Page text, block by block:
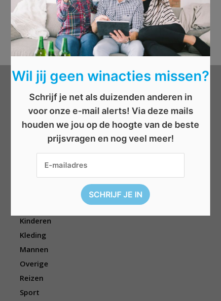
Categorieën
Beauty
Elektronica
Kinderen
Kleding
Mannen
Overige
Reizen
Sport
Wil jij geen winacties missen?
Schrijf je net als duizenden anderen in
voor onze e-mail alerts! Via deze mails
houden we jou op de hoogte van de beste
prijsvragen en nog veel meer!